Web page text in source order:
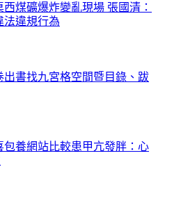
煤礦爆炸變亂現場 張國清：
法違規行為
出書找九宮格空間暨目錄、跋
包養網站比較患甲亢發胖：心